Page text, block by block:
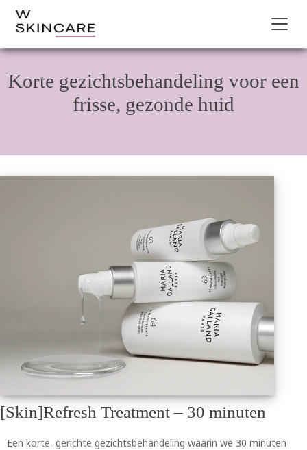
Korte gezichtsbehandeling voor een
frisse, gezonde huid
[Skin]Refresh Treatment – 30 minuten
Een korte, gerichte gezichtsbehandeling waarin we 30 minuten